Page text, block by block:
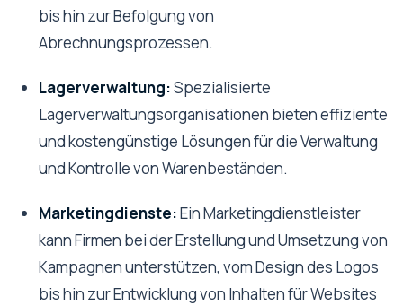
bis hin zur Befolgung von
Abrechnungsprozessen.
Lagerverwaltung:Spezialisierte
Lagerverwaltungsorganisationen bieten effiziente
und kostengünstige Lösungen für die Verwaltung
und Kontrolle von Warenbeständen.
Marketingdienste:Ein Marketingdienstleister
kann Firmen bei der Erstellung und Umsetzung von
Kampagnen unterstützen, vom Design des Logos
bis hin zur Entwicklung von Inhalten für Websites